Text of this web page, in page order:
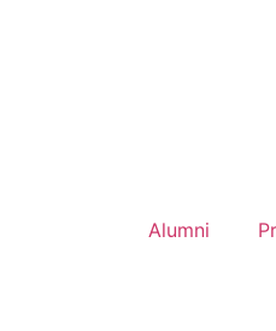
Alumni